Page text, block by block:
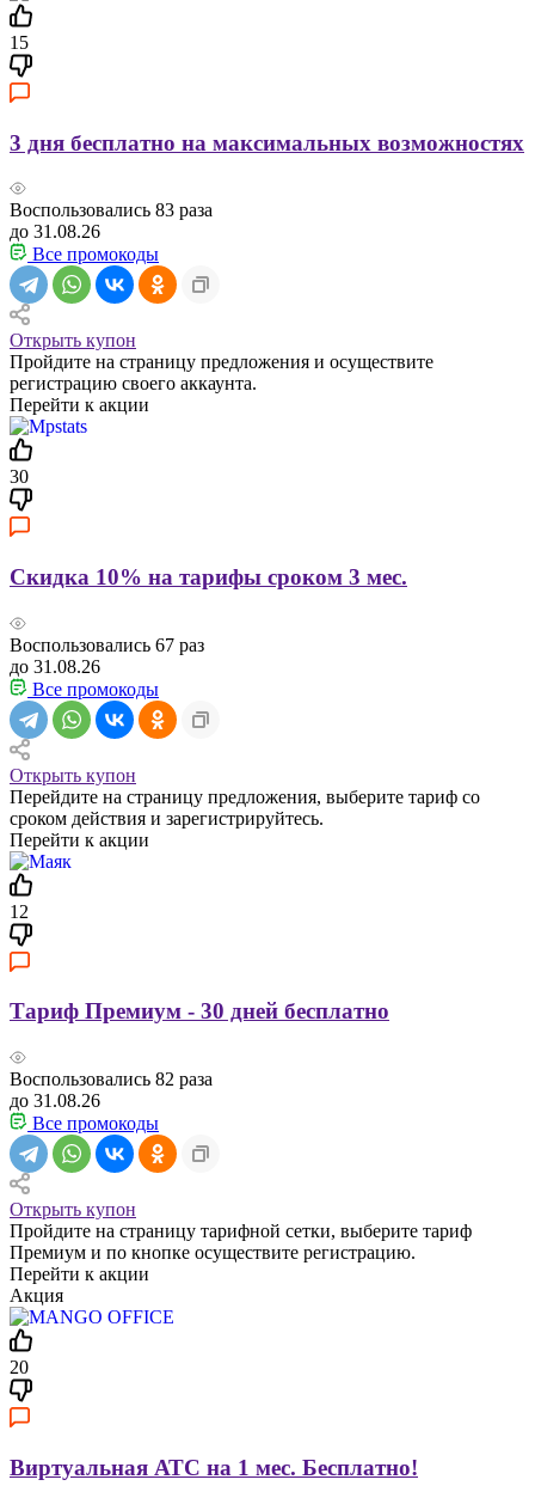
15
3 дня бесплатно на максимальных возможностях
Воспользовались 83 раза
до 31.08.26
Все промокоды
Открыть купон
Пройдите на страницу предложения и осуществите
регистрацию своего аккаунта.
Перейти к акции
30
Скидка 10% на тарифы сроком 3 мес.
Воспользовались 67 раз
до 31.08.26
Все промокоды
Открыть купон
Перейдите на страницу предложения, выберите тариф со
сроком действия и зарегистрируйтесь.
Перейти к акции
12
Тариф Премиум - 30 дней бесплатно
Воспользовались 82 раза
до 31.08.26
Все промокоды
Открыть купон
Пройдите на страницу тарифной сетки, выберите тариф
Премиум и по кнопке осуществите регистрацию.
Перейти к акции
Акция
20
Виртуальная АТС на 1 мес. Бесплатно!